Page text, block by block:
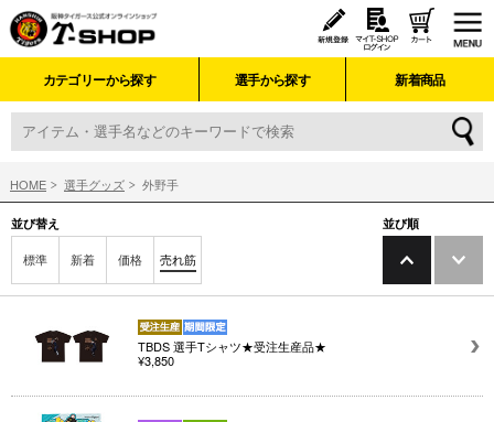
カテゴリーから探す 選手から探す 新着商品
HOME 選手グッズ 外野手
並び替え
標準 新着 価格 売れ筋
並び順
TBDS 選手Tシャツ★受注生産品★
¥3,850